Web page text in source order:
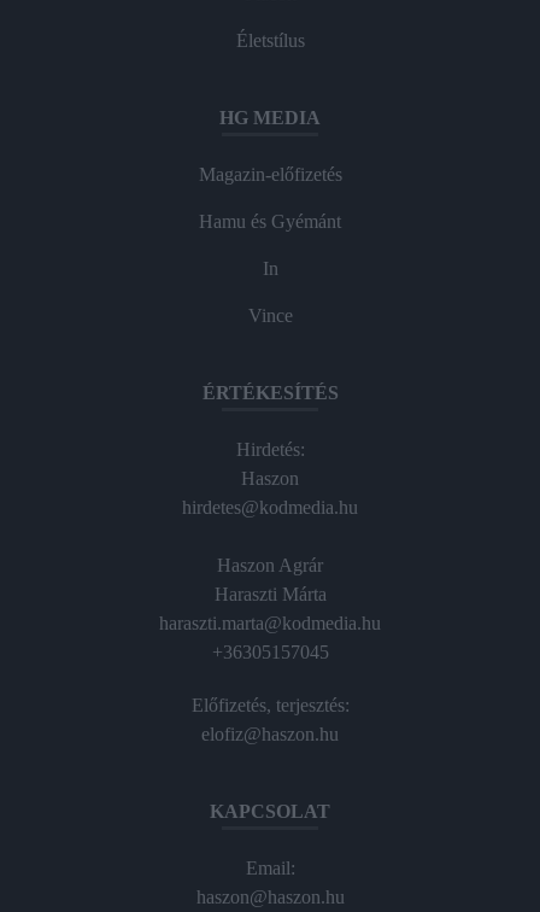
Életstílus
HG MEDIA
Magazin-előfizetés
Hamu és Gyémánt
In
Vince
ÉRTÉKESÍTÉS
Hirdetés:
Haszon
hirdetes@kodmedia.hu
Haszon Agrár
Haraszti Márta
haraszti.marta@kodmedia.hu
+36305157045
Előfizetés, terjesztés:
elofiz@haszon.hu
KAPCSOLAT
Email:
haszon@haszon.hu